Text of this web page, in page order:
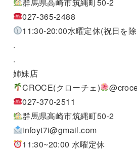
027-365-2488
11:30-20:00水曜定休(祝日を
.
.
姉妹店
CROCE(クローチェ)
027-370-2511
群馬県高崎市筑縄町50-2
infoyt7i@gmail.com
11:30~20:00 水曜定休